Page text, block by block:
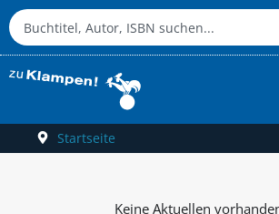
Startseite